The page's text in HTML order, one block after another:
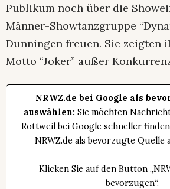
Publikum noch über die
Männer-Showtanzgruppe
Dunningen freuen. Sie zeigten
Motto “Joker” außer
NRWZ.de bei Google als
auswählen: Sie möchten
Rottweil bei Google schneller
NRWZ.de als bevorzugte Quelle
Klicken Sie auf den Button
bevorzugen“.